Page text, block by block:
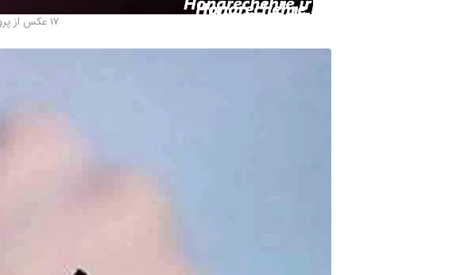
17 عکس از پروفایل خدایا شکرت جدیدترین و خاص برای تازه ها